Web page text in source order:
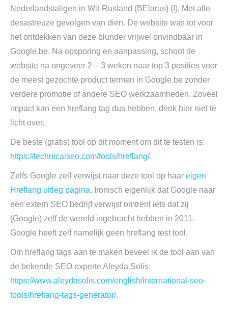
Nederlandstaligen in Wit-Rusland (BElarus) (!). Met alle
desastreuze gevolgen van dien. De website was tot voor
het ontdekken van deze blunder vrijwel onvindbaar in
Google.be. Na opsporing en aanpassing, schoot de
website na ongeveer 2 – 3 weken naar top 3 posities voor
de meest gezochte product termen in Google.be zonder
verdere promotie of andere SEO werkzaamheden. Zoveel
impact kan een hreflang tag dus hebben, denk hier niet te
licht over.
De beste (gratis) tool op dit moment om dit te testen is:
https://technicalseo.com/tools/hreflang/.
Zelfs Google zelf verwijst naar deze tool op haar eigen
Hreflang uitleg pagina. Ironisch eigenlijk dat Google naar
een extern SEO bedrijf verwijst omtrent iets dat zij
(Google) zelf de wereld ingebracht hebben in 2011.
Google heeft zelf namelijk geen hreflang test tool.
Om hreflang tags aan te maken beveel ik de tool aan van
de bekende SEO experte Aleyda Solís:
https://www.aleydasolis.com/english/international-seo-
tools/hreflang-tags-generator/.